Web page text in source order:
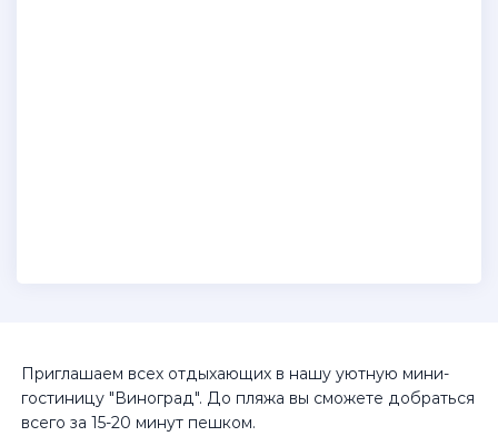
Приглашаем всех отдыхающих в нашу уютную мини-
гостиницу "Виноград". До пляжа вы сможете добраться
всего за 15-20 минут пешком.